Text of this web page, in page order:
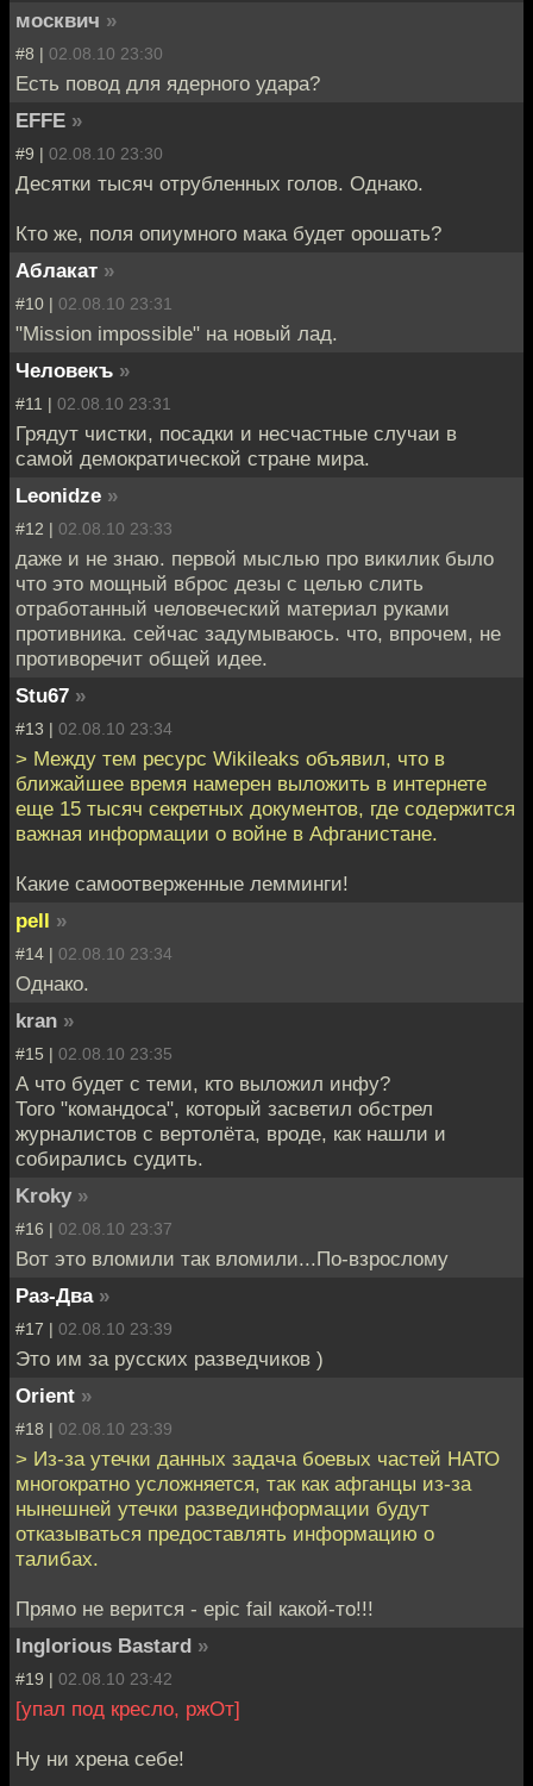
москвич »
#8 | 02.08.10 23:30
Есть повод для ядерного удара?
EFFE »
#9 | 02.08.10 23:30
Десятки тысяч отрубленных голов. Однако.
Кто же, поля опиумного мака будет орошать?
Аблакат »
#10 | 02.08.10 23:31
"Mission impossible" на новый лад.
Человекъ »
#11 | 02.08.10 23:31
Грядут чистки, посадки и несчастные случаи в
самой демократической стране мира.
Leonidze »
#12 | 02.08.10 23:33
даже и не знаю. первой мыслью про викилик было
что это мощный вброс дезы с целью слить
отработанный человеческий материал руками
противника. сейчас задумываюсь. что, впрочем, не
противоречит общей идее.
Stu67 »
#13 | 02.08.10 23:34
> Между тем ресурс Wikileaks объявил, что в
ближайшее время намерен выложить в интернете
еще 15 тысяч секретных документов, где содержится
важная информации о войне в Афганистане.
Какие самоотверженные лемминги!
pell »
#14 | 02.08.10 23:34
Однако.
kran »
#15 | 02.08.10 23:35
А что будет с теми, кто выложил инфу?
Того "командоса", который засветил обстрел
журналистов с вертолёта, вроде, как нашли и
собирались судить.
Kroky »
#16 | 02.08.10 23:37
Вот это вломили так вломили...По-взрослому
Раз-Два »
#17 | 02.08.10 23:39
Это им за русских разведчиков )
Orient »
#18 | 02.08.10 23:39
> Из-за утечки данных задача боевых частей НАТО
многократно усложняется, так как афганцы из-за
нынешней утечки развединформации будут
отказываться предоставлять информацию о
талибах.
Прямо не верится - epic fail какой-то!!!
Inglorious Bastard »
#19 | 02.08.10 23:42
[упал под кресло, ржОт]
Ну ни хрена себе!